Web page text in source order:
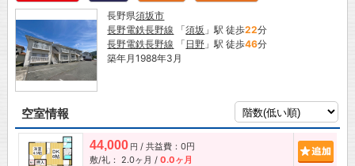
長野県須坂市
長野電鉄長野線 「須坂 」駅 徒歩22分
長野電鉄長野線 「 日野 」駅 徒歩46分
築年月1988年3月
空室情報
44,000 円 / 共益費：0円
敷/礼： 2.0ヶ月 / 0.0ヶ月